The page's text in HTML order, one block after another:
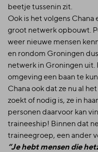
beetje tussenin zit.
Ook is het volgens
groot netwerk opbouwt.
weer nieuwe mensen
en rondom Groningen
netwerk in Groningen uit.
omgeving een baan te
Chana ook dat ze nu al
zoekt of nodig is, ze in
personen daarvoor kan
traineeship! Binnen dat
traineegroep, een ander
“Je hebt mensen die